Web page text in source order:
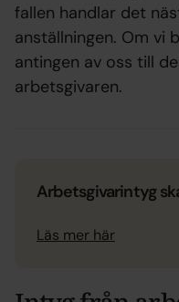
fallen handlar det
anställningen. Om vi
antingen av oss till
arbetsgivaren.
Arbetsgivarintyg
Läs mer här